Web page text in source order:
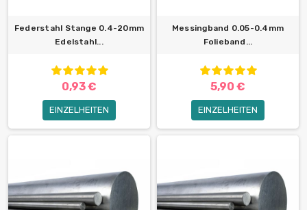
Federstahl Stange 0.4-20mm
Edelstahl...
0,93 €
EINZELHEITEN
Messingband 0.05-0.4mm
Folieband...
5,90 €
EINZELHEITEN